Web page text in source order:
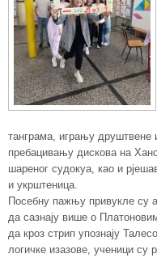
танграма, игрању друштвене
пребацивању дискова на
шареног судокуа, као и
и укрштеница.
Посебну пажњу привукле су
да сазнају више о
да кроз стрип упознају
логичке изазове, ученици су